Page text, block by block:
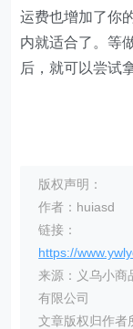
运费也增加了你
内就适合了。等
后，就可以尝试
版权声明：
作者：huiasd
链接：
https://
来源：义乌小商
有限公司
文章版权归作者